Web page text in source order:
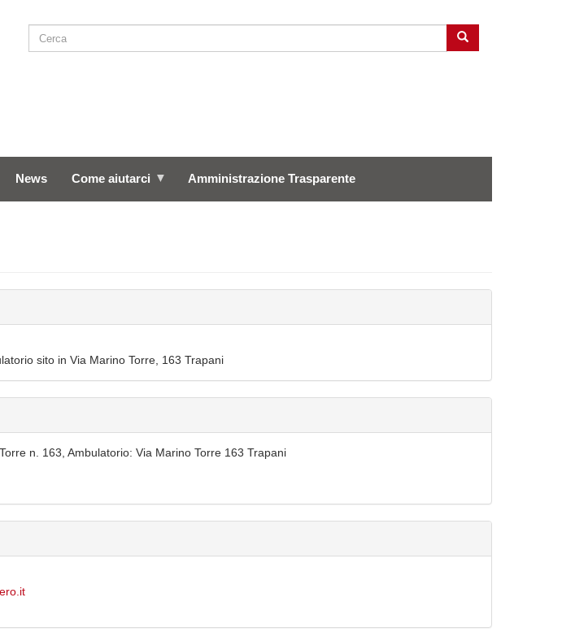
SEARCH Cerca
News Come aiutarci Amministrazione Trasparente
sito in Via Marino Torre, 163 Trapani
n. 163, Ambulatorio: Via Marino Torre 163 Trapani